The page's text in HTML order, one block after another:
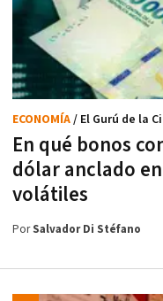
En qué bonos
dólar anclado
volátiles
ECONOMÍA/ El Gurú de la
PorSalvador Di Stéfano